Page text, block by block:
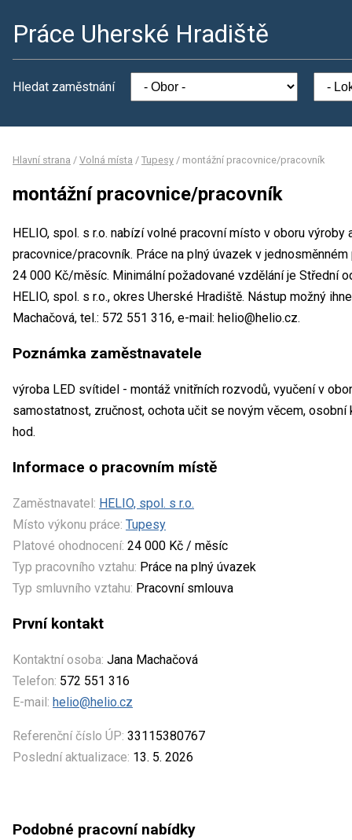
Práce Uherské Hradiště
Hledat zaměstnání
Hlavní strana / Volná místa / Tupesy / montážní pracovnice/pracovník
montážní pracovnice/pracovník
HELIO, spol. s r.o. nabízí volné pracovní místo v oboru
pracovnice/pracovník. Práce na plný úvazek v
24 000 Kč/měsíc. Minimální požadované vzdělání je Střední
HELIO, spol. s r.o., okres Uherské Hradiště. Nástup možný
Machačová, tel.: 572 551 316, e-mail: helio@helio.cz.
Poznámka zaměstnavatele
výroba LED svítidel - montáž vnitřních rozvodů, vyučení v
samostatnost, zručnost, ochota učit se novým věcem,
hod.
Informace o pracovním místě
Zaměstnavatel: HELIO, spol. s r.o.
Místo výkonu práce: Tupesy
Platové ohodnocení: 24 000 Kč / měsíc
Typ pracovního vztahu: Práce na plný úvazek
Typ smluvního vztahu: Pracovní smlouva
První kontakt
Kontaktní osoba: Jana Machačová
Telefon: 572 551 316
E-mail: helio@helio.cz
Referenční číslo ÚP: 33115380767
Poslední aktualizace: 13. 5. 2026
Podobné pracovní nabídky